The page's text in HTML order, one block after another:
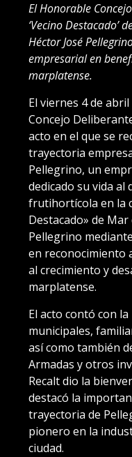
El Honorable
‘Vecino Destacado’
Héctor José
empresarial en
marplatense.
El viernes 4 de
Concejo
acto en el que se
trayectoria
Pellegrino, un
dedicado su vida al
frutihortícola en la
Destacado» de
Pellegrino
en reconocimiento
al crecimiento y
marplatense.
El acto contó con
municipales,
así como también
Armadas y otros
Recalt dio la
destacó la
trayectoria de
pionero en la
ciudad.